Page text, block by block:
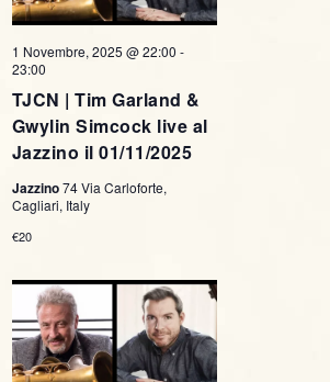
TJCN | Tim Garland &
Gwylin Simcock live al
Jazzino il 01/11/2025
1 Novembre, 2025 @ 22:00 -
23:00
Jazzino74 Via Carloforte,
Cagliari, Italy
€20